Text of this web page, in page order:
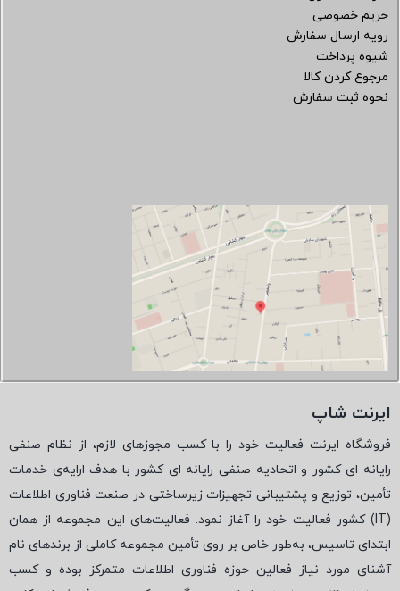
حریم خصوصی
رویه ارسال سفارش
شیوه پرداخت
مرجوع کردن کالا
نحوه ثبت سفارش
ایرنت شاپ
فروشگاه ایرنت فعالیت خود را با کسب مجوزهای لازم، از نظام صنفی
رایانه ای کشور و اتحادیه صنفی رایانه ای کشور با هدف ارایه‌ی خدمات
تأمین، توزیع و پشتیبانی تجهیزات زیرساختی در صنعت فناوری اطلاعات
(
IT) کشور فعالیت خود را آغاز نمود. فعالیت‌های این مجموعه از همان
ابتدای تاسیس، به‌طور خاص بر روی تأمین مجموعه کاملی از برندهای نام
آشنای مورد نیاز فعالین حوزه فناوری اطلاعات متمرکز بوده و کسب